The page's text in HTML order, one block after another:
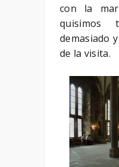
con la
quisimos
demasiado
de la visita.